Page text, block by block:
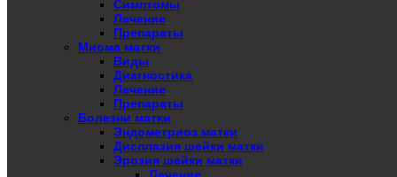
Симптомы
Лечение
Препараты
Миома матки
Виды
Диагностика
Лечение
Препараты
Болезни матки
Эндометриоз матки
Дисплазия шейки матки
Эрозия шейки матки